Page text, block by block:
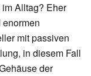
Alltag? Eher
mit passiven
in diesem Fall
der